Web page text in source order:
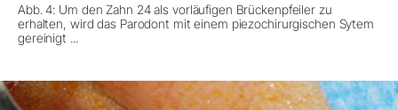
Abb. 4: Um den Zahn 24 als vorläufigen Brückenpfeiler zu
erhalten, wird das Parodont mit einem piezochirurgischen Sytem
gereinigt ...